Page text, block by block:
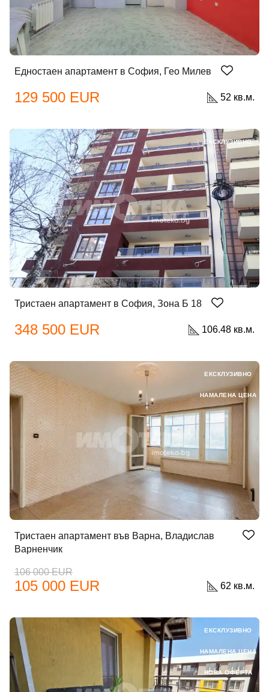
Едностаен апартамент в София, Гео Милев
129 500 EUR 52 кв.м.
Тристаен апартамент в София, Зона Б 18
348 500 EUR 106.48 кв.м.
ЕКСКЛУЗИВНО
Тристаен апартамент във Варна, Владислав
Варненчик
106 000 EUR
105 000 EUR 62 кв.м.
ЕКСКЛУЗИВНО
НАМАЛЕНА ЦЕНА
ЕКСКЛУЗИВНО
НАМАЛЕНА ЦЕНА
НОВА ОФЕРТА